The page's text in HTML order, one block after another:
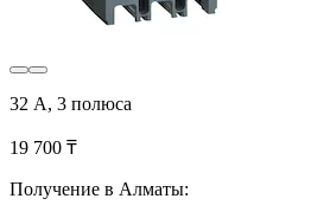
32 А, 3 полюса
19 700 ₸
Получение в Алматы: